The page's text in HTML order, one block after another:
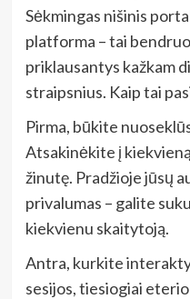
Sėkmingas nišinis
platforma – tai
priklausantys kažkam
straipsnius. Kaip tai
Pirma, būkite
Atsakinėkite į
žinutę. Pradžioje jūsų
privalumas – galite
kiekvienu skaitytoją.
Antra, kurkite
sesijos, tiesiogiai